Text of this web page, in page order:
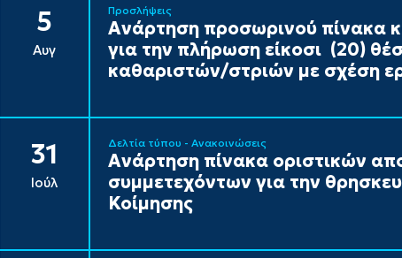
5
Αυγ
Προσλήψεις
Ανάρτηση προσωρινού πίνακα
για την πλήρωση είκοσι (20)
καθαριστών/στριών με σχέση
31
Ιούλ
Δελτία τύπου - Ανακοινώσεις
Ανάρτηση πίνακα οριστικών
συμμετεχόντων για την
Κοίμησης